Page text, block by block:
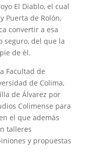
El Diablo, el cual
Puerta de Rolón,
convertir a esa
seguro, del que la
de él.
Facultad de
de Colima,
de Álvarez por
Colimense para
el que además
talleres
y propuestas